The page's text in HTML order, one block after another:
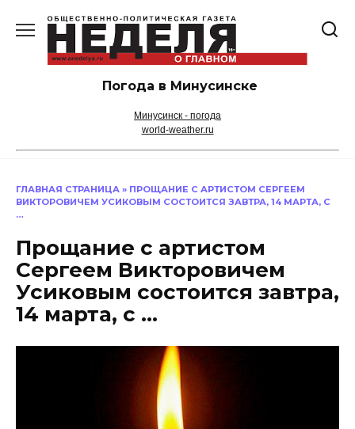
содержанию
Погода в Минусинске
Минусинск - погода
world-weather.ru
ГЛАВНАЯ СТРАНИЦА » ПРОЩАНИЕ С АРТИСТОМ СЕРГЕЕМ
ВИКТОРОВИЧЕМ УСИКОВЫМ СОСТОИТСЯ ЗАВТРА, 14 МАРТА, С
…
Прощание с артистом
Сергеем Викторовичем
Усиковым состоится завтра,
14 марта, с …